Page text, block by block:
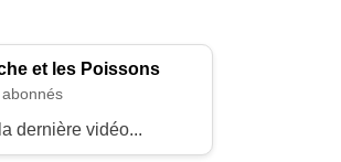
et les Poissons
dernière vidéo...